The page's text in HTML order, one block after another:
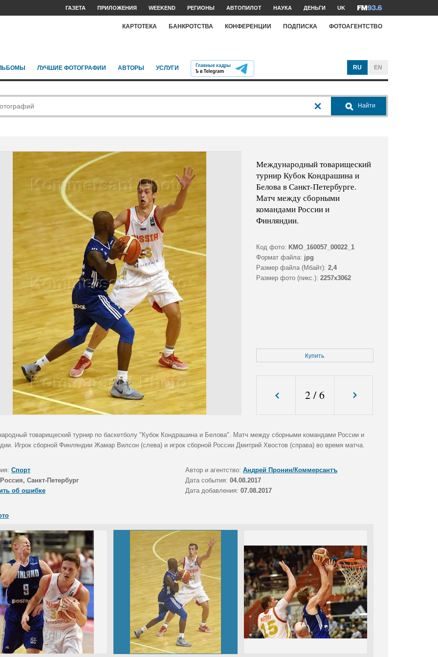
ГАЗЕТА ПРИЛОЖЕНИЯ WEEKEND РЕГИОНЫ АВТОПИЛОТ НАУКА ДЕНЬГИ UK
КАРТОТЕКА БАНКРОТСТВА КОНФЕРЕНЦИИ ПОДПИСКА ФОТОАГЕНТСТВО
ЛУЧШИЕ ФОТОГРАФИИ АВТОРЫ УСЛУГИ RU EN
Найти
Международный товарищеский
турнир Кубок Кондрашина и
Белова в Санкт-Петербурге.
Матч между сборными
командами России и
Финляндии.
Код фото: KMO_160057_00022_1
Формат файла: jpg
Размер файла (Мбайт): 2,4
Размер фото (пикс.): 2257x3062
Купить
2/6
товарищеский турнир по баскетболу "Кубок Кондрашина и Белова". Матч между сборными командами России и
Игрок сборной Финляндии Жамар Вилсон (слева) и игрок сборной России Дмитрий Хвостов (справа) во время матча.
Спорт Автор и агентство: Андрей Пронин/Коммерсантъ
Россия, Санкт-Петербург Дата события: 04.08.2017
об ошибке
Дата добавления: 07.08.2017